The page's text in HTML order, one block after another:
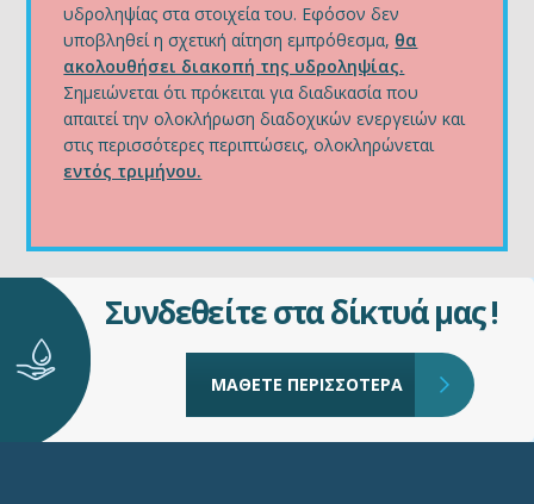
υδροληψίας στα στοιχεία του. Εφόσον δεν
υποβληθεί η σχετική αίτηση εμπρόθεσμα, θα
ακολουθήσει διακοπή της υδροληψίας.
Σημειώνεται ότι πρόκειται για διαδικασία που
απαιτεί την ολοκλήρωση διαδοχικών ενεργειών και
στις περισσότερες περιπτώσεις, ολοκληρώνεται
εντός τριμήνου.
Συνδεθείτε στα δίκτυά μας !
ΜΑΘΕΤΕ ΠΕΡΙΣΣΟΤΕΡΑ